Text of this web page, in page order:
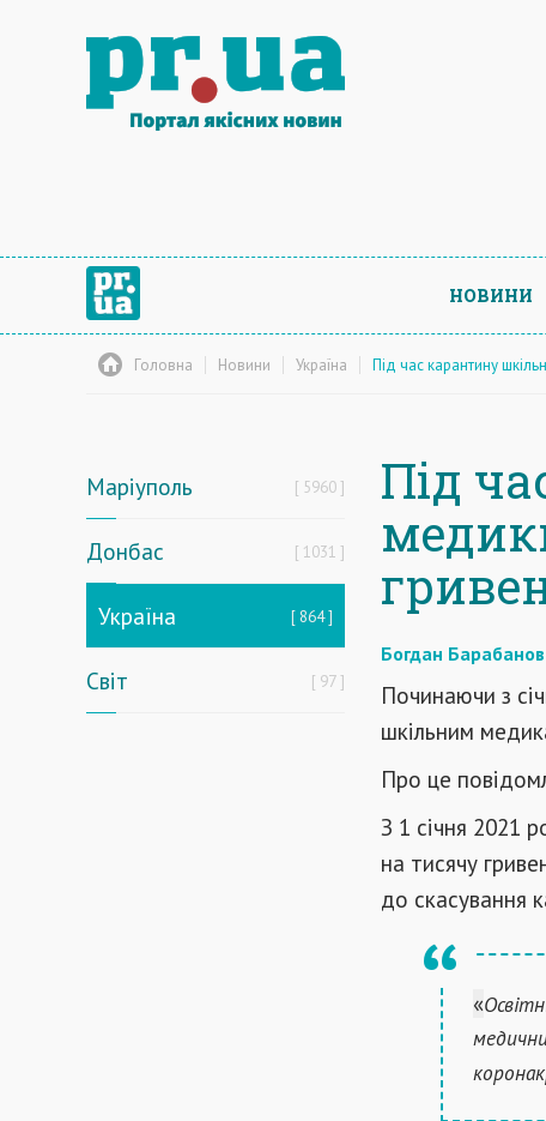
НОВИНИ
Головна Новини Україна Під час карантину
Маріуполь 5960
Донбас 1031
Україна 864
Світ 97
Під
Богдан Барабанов
Починаючи з
шкільним
Про це
З 1 січня 2021
на тисячу
до скасування
«